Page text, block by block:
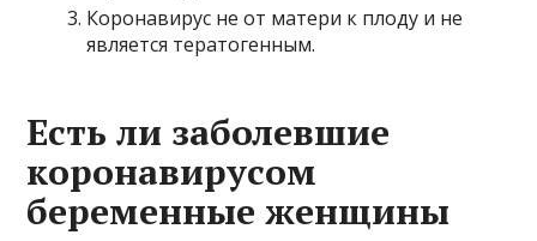
Коронавирус не от матери к плоду и не
является тератогенным.
Есть ли заболевшие
коронавирусом
беременные женщины